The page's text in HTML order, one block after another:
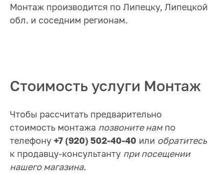
Монтаж производится по Липецку, Липецкой
обл. и соседним регионам.
Стоимость услуги Монтаж
Чтобы рассчитать предварительно
стоимость монтажа позвоните нампо
телефону +7 (920) 502-40-40 или обратитесь
к продавцу-консультанту при посещении
нашего магазина.